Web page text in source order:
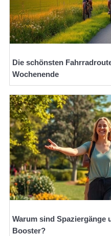
Die schönsten
Wochenende
Warum sind Spaziergänge
Booster?